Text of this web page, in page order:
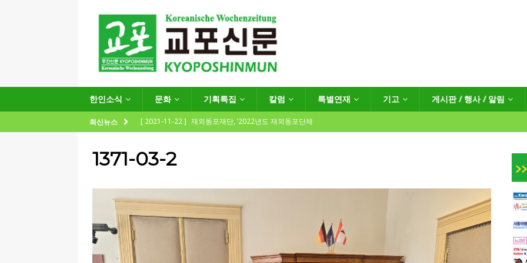
한인소식 문화 기획특집 칼럼 특별연재 기고 게시판 / 행사 / 알림
최신뉴스 [ 2021-11-22 ] 재외동포재단, ‘2022년도 재외동포단체
[ 2021-09-24 ]
[ 2020-12-14 ] 코로나 확산세에 따른 독일 연방·주정부 조치현황
(12.14일 기준)
게시판 / 행사 / 알림
[ 2026-07-27 ]
“재독동포와 함께하는 재독일한인체육회로 거듭나겠습니다”
[ 2026-07-27 ]
KIST 유럽연구소 30돌…“한-EU 협력 ‘가교’ 넘어 혁신 거점으로” 한인소식
1371-03-2